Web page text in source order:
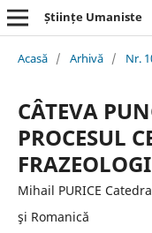
Științe Umaniste
Acasă / Arhivă / Nr.
CÂTEVA
PROCESUL
Mihail PURICE
şi Romanică